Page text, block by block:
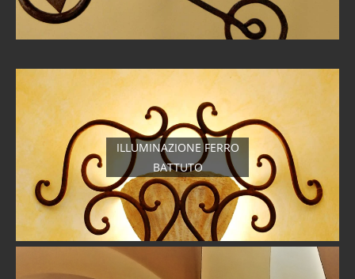
ILLUMINAZIONE FERRO
BATTUTO